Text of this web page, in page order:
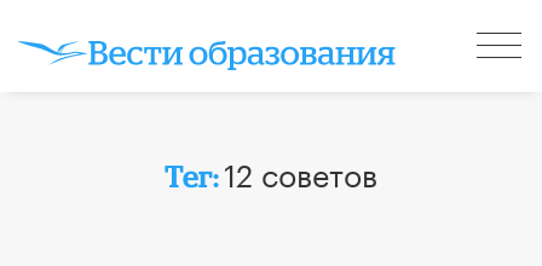
Тег:12 советов